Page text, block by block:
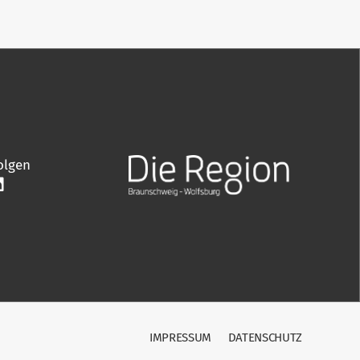
IMPRESSUM DATENSCHUTZ